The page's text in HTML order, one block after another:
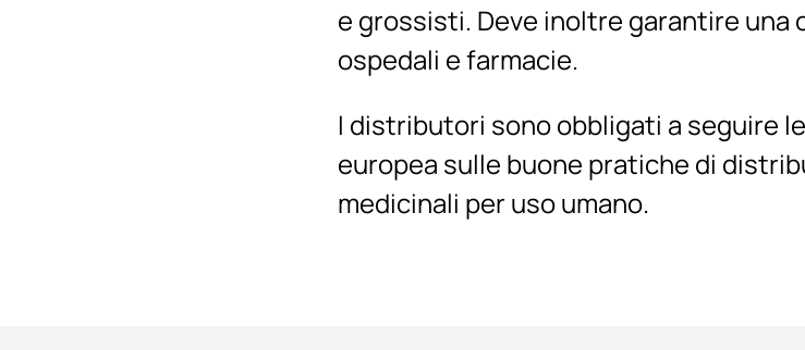
e grossisti. Deve inoltre garantire
ospedali e farmacie.
I distributori sono obbligati a seguire
europea sulle buone pratiche di
medicinali per uso umano.